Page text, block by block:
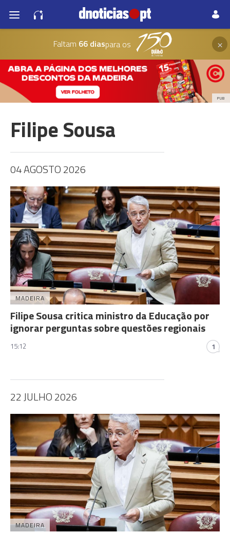
Faltam 66 diaspara os ×
PUB
Filipe Sousa
04 AGOSTO 2026
MADEIRA
Filipe Sousa critica ministro da Educação por
ignorar perguntas sobre questões regionais
15:12 1
22 JULHO 2026
MADEIRA